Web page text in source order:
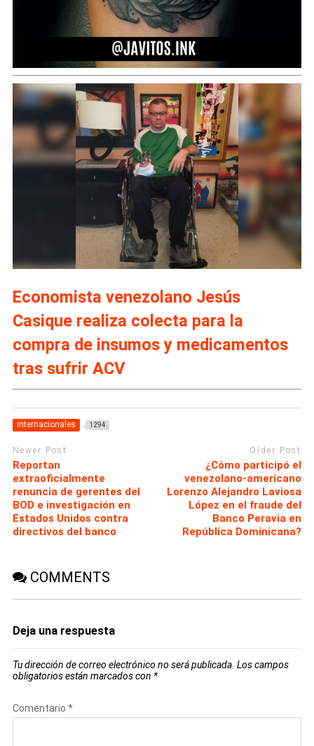
Economista venezolano Jesús
Casique realiza colecta para la
compra de insumos y medicamentos
tras sufrir ACV
Internacionales 1294
Newer Post
Reportan
extraoficialmente
renuncia de gerentes del
BOD e investigación en
Estados Unidos contra
directivos del banco
Older Post
¿Cómo participó el
venezolano-americano
Lorenzo Alejandro Laviosa
López en el fraude del
Banco Peravia en
República Dominicana?
COMMENTS
Deja una respuesta
Tu dirección de correo electrónico no será publicada. Los campos
obligatorios están marcados con *
Comentario *